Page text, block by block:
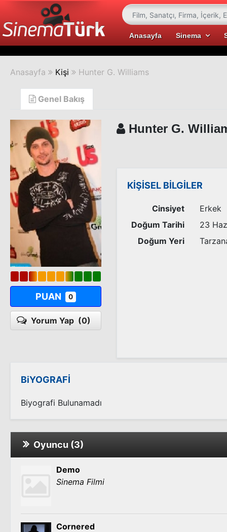
Anasayfa Sinema
Anasayfa Kişi Hunter G. Williams
Genel Bakış
PUAN 0
Yorum Yap (0)
Hunter G.
KİŞİSEL BİLGİLER
Cinsiyet
Erkek
Doğum Tarihi
23
Doğum Yeri
BiYOGRAFİ
Biyografi Bulunamadı
Oyuncu (3)
Demo
Sinema Filmi
Cornered